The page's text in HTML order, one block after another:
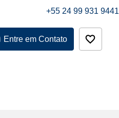
+55 24 99 931 9441
Entre em Contato